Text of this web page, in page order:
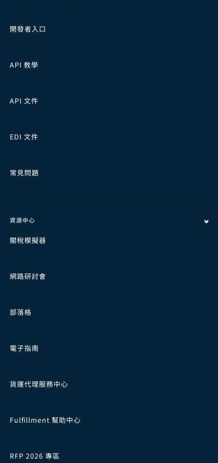
開發者入口
API 教學
API 文件
EDI 文件
常見問題
資源中心
關稅模擬器
網路研討會
部落格
電子指南
貨運代理服務中心
Fulfillment 幫助中心
RFP 2026 專區